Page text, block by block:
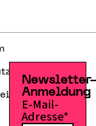
Anmeldung
E-Mail-
Adresse*